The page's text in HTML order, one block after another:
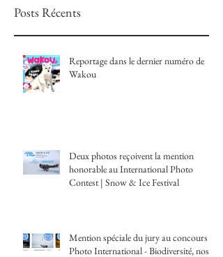
Posts Récents
Reportage dans le dernier numéro de
Wakou
Deux photos reçoivent la mention
honorable au International Photo
Contest | Snow & Ice Festival
Mention spéciale du jury au concours
Photo International - Biodiversité, nos